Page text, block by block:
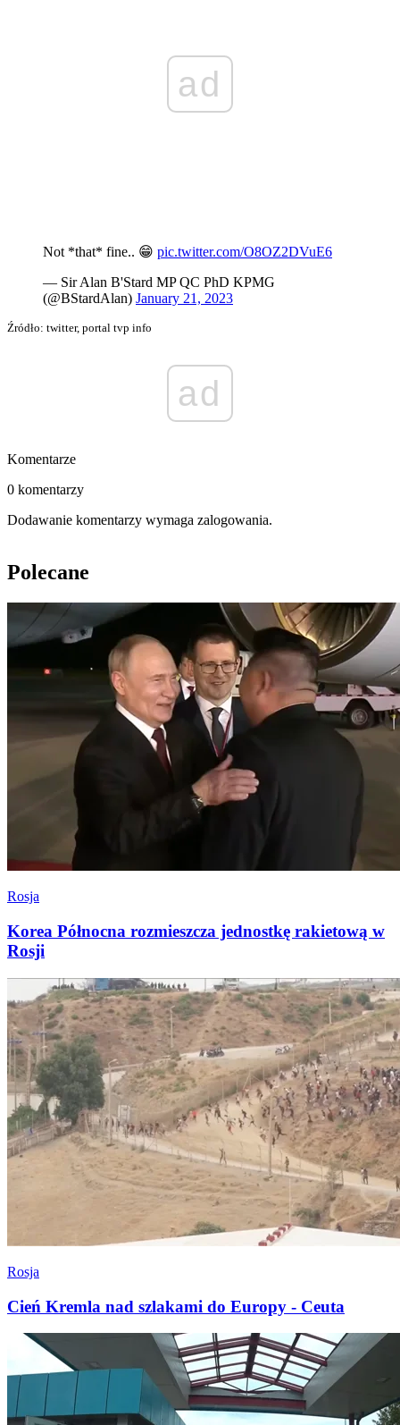
ad
Not *that* fine.. 😁 pic.twitter.com/O8OZ2DVuE6
— Sir Alan B'Stard MP QC PhD KPMG
(@BStardAlan) January 21, 2023
Źródło: twitter, portal tvp info
ad
Komentarze
0 komentarzy
Dodawanie komentarzy wymaga zalogowania.
Polecane
Rosja
Korea Północna rozmieszcza jednostkę rakietową w
Rosji
Rosja
Cień Kremla nad szlakami do Europy - Ceuta